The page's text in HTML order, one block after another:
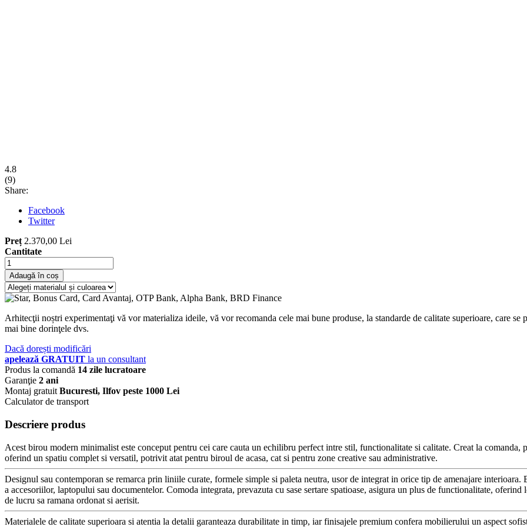
4.8
(9)
Share:
Facebook
Twitter
Preț 2.370,00 Lei
Cantitate
Adaugă în coș
Arhitecţii noștri experimentaţi vă vor materializa ideile, vă vor recomanda cele mai bune produse, la standarde de calitate superioare, care
mai bine dorinţele dvs.
Dacă dorești modificări
apelează GRATUIT la un consultant
Produs la comandă 14 zile lucratoare
Garanţie 2 ani
Montaj gratuit Bucuresti, Ilfov peste 1000 Lei
Calculator de transport
Descriere produs
Acest birou modern minimalist este conceput pentru cei care cauta un echilibru perfect intre stil, functionalitate si calitate. Creat la comanda,
oferind un spatiu complet si versatil, potrivit atat pentru biroul de acasa, cat si pentru zone creative sau administrative.
Designul sau contemporan se remarca prin liniile curate, formele simple si paleta neutra, usor de integrat in orice tip de amenajare
a accesoriilor, laptopului sau documentelor. Comoda integrata, prevazuta cu sase sertare spatioase, asigura un plus de functionalitate,
de lucru sa ramana ordonat si aerisit.
Materialele de calitate superioara si atentia la detalii garanteaza durabilitate in timp, iar finisajele premium confera mobilierului un aspect